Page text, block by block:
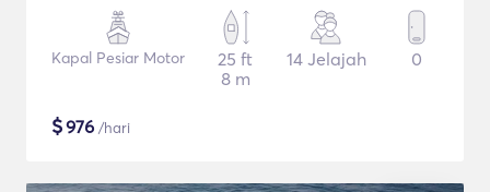
Kapal Pesiar Motor
25 ft
8 m
14 Jelajah 0
$976 /hari